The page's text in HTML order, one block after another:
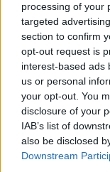
processing of your
targeted
section to confirm
opt-out request is
interest-based ads
us or personal
your opt-out. You
disclosure of your
IAB’s list of
also be disclosed
Downstream